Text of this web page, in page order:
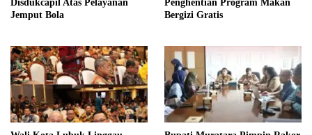
Disdukcapil Atas Pelayanan
Jemput Bola
Penghentian Program Makan
Bergizi Gratis